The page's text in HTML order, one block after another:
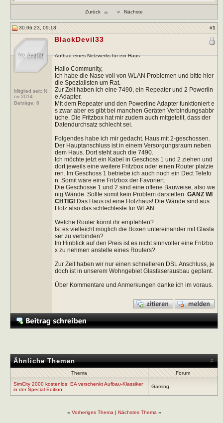
Zurück Nächste
30.06.23, 09:18 #1
Mitglied seit: N
ov 2014
Beiträge: 6
BlackDevil33
Aufbau eines Netzwerks für ein Haus
Hallo Community,
ich habe die Nase voll von WLAN Problemen und bitte hier
die Spezialisten um Rat.
Zur Zeit haben ich eine 7490, ein Repeater und 2 Powerlin
e Adapter.
Mit dem Repeater und den Powerline Adapter funktioniert e
s zwar aber es gibt bei manchen Geräten Verbindungsabbr
üche. Die Fritzbox hat mir zudem auch mitgeteilt, dass der
Datendurchsatz schlecht sei.
Folgendes habe ich mir gedacht. Haus mit 2-geschossen.
Der Hauptanschluss ist in einem Versorgungsraum neben
dem Haus. Dort steht auch die 7490.
Ich möchte jetzt ein Kabel in Geschoss 1 und 2 ziehen und
dort jeweils eine weitere Fritzbox oder einen Router platzie
ren. Im Geschoss 1 betriebe ich auch noch ein Dect Telefo
n. Somit wäre eine Fritzbox der Favoriert.
Die Geschosse 1 und 2 sind eine offene Bauweise, also we
nig Wände. Sollte somit kein Problem darstellen. GANZ WI
CHTIG! Das Haus ist eine Holzhaus! Die Wände sind aus
Holz also das schlechteste für WLAN.
Welche Router könnt ihr empfehlen?
Ist es vielleicht möglich die Boxen untereinander mit Glasfa
ser zu verbinden?
Im Hinblick auf den Preis ist es nicht sinnvoller eine Fritzbo
x zu nehmen anstelle eines Routers?
Zur Zeit haben wir nur einen schnelleren DSL Anschluss, je
doch ist in unserem Wohngebiet Glasfaserausbau geplant.
Über Kommentare und Anmerkungen danke ich im voraus.
Ähnliche Themen
Thema
Forum
SimCity 2000 kostenlos: EA verschenkt Aufbau-Klassiker
in der Special Edition
Gaming
« Vorheriges Thema | Nächstes Thema »